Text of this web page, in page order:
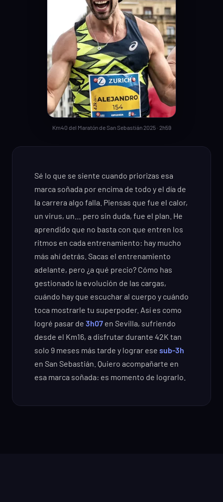
Km40 del Maratón de San Sebastián 2025 · 2h59
Sé lo que se siente cuando priorizas esa
marca soñada por encima de todo y el día de
la carrera algo falla. Piensas que fue el calor,
un virus, un… pero sin duda, fue el plan. He
aprendido que no basta con que entren los
ritmos en cada entrenamiento: hay mucho
más ahí detrás. Sacas el entrenamiento
adelante, pero ¿a qué precio? Cómo has
gestionado la evolución de las cargas,
cuándo hay que escuchar al cuerpo y cuándo
toca mostrarle tu superpoder. Así es como
logré pasar de 3h07 en Sevilla, sufriendo
desde el Km16, a disfrutar durante 42K tan
solo 9 meses más tarde y lograr ese sub-3h
en San Sebastián. Quiero acompañarte en
esa marca soñada: es momento de lograrlo.